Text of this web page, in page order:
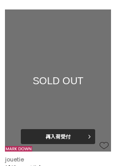
SOLD OUT
再入荷受付
jouetie